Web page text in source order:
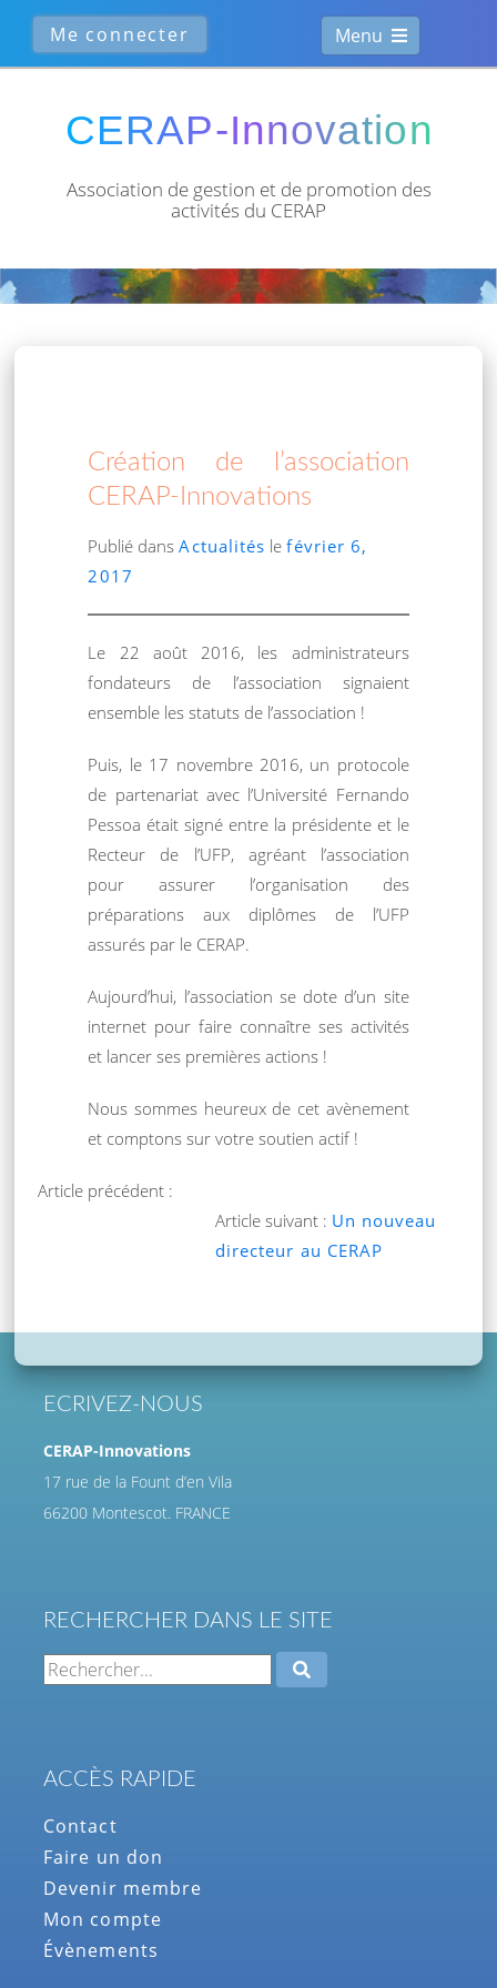
Menu
Association de gestion et de promotion des
activités du CERAP
Création de l’association
CERAP-Innovations
Publié dansActualités lefévrier 6,
2017
Le 22 août 2016, les administrateurs
fondateurs de l’association signaient
ensemble les statuts de l’association !
Puis, le 17 novembre 2016, un protocole
de partenariat avec l’Université Fernando
Pessoa était signé entre la présidente et le
Recteur de l’UFP, agréant l’association
pour assurer l’organisation des
préparations aux diplômes de l’UFP
assurés par le CERAP.
Aujourd’hui, l’association se dote d’un site
internet pour faire connaître ses activités
et lancer ses premières actions !
Nous sommes heureux de cet avènement
et comptons sur votre soutien actif !
Article précédent :
Article suivant : Un nouveau
directeur au CERAP
ECRIVEZ-NOUS
CERAP-Innovations
17 rue de la Fount d’en Vila
66200 Montescot. FRANCE
RECHERCHER DANS LE SITE
ACCÈS RAPIDE
Contact
Faire un don
Devenir membre
Mon compte
Évènements